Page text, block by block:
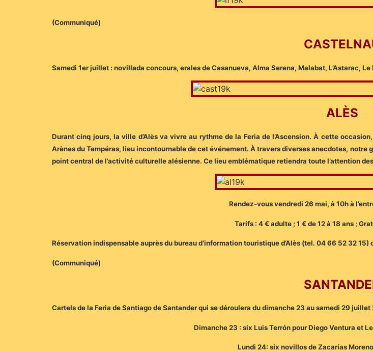
(Communiqué)
Samedi 1er juillet : novillada concours, erales de Casanueva, Alma Serena, Malabat, L’Astarac,
ALÈS
Durant cinq jours, la ville d’Alès va vivre au rythme de la Feria de l’Ascension. À cette
Arènes du Tempéras, lieu incontournable de cet événement. À travers diverses anecdotes,
point central de l’activité culturelle alésienne. Ce lieu emblématique retiendra toute l’attention des
Rendez-vous vendredi 26 mai, à 10h à
Tarifs : 4 € adulte ; 1 € de 12 à 18 ans ;
Réservation indispensable auprès du bureau d’information touristique d’Alès (tel. 04 66 52 32
(Communiqué)
Cartels de la Feria de Santiago de Santander qui se déroulera du dimanche 23 au samedi 29 juillet
Dimanche 23 : six Luis Terrón pour Diego Ventura et
Lundi 24: six novillos de Zacarías